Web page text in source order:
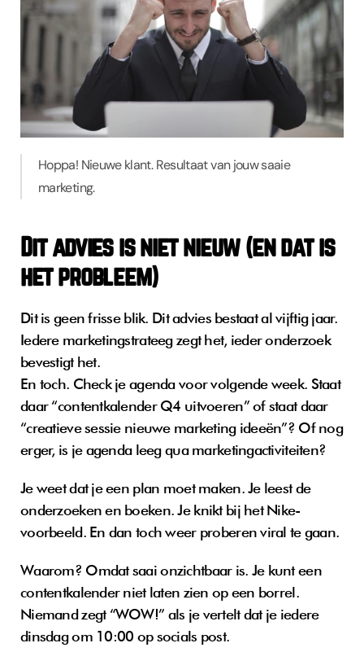
Hoppa! Nieuwe klant. Resultaat van jouw saaie
marketing.
Dit advies is niet nieuw (en dat is
het probleem)
Dit is geen frisse blik. Dit advies bestaat al vijftig jaar.
Iedere marketingstrateeg zegt het, ieder onderzoek
bevestigt het.
En toch. Check je agenda voor volgende week. Staat
daar “contentkalender Q4 uitvoeren” of staat daar
“creatieve sessie nieuwe marketing ideeën”? Of nog
erger, is je agenda leeg qua marketingactiviteiten?
Je weet dat je een plan moet maken. Je leest de
onderzoeken en boeken. Je knikt bij het Nike-
voorbeeld. En dan toch weer proberen viral te gaan.
Waarom? Omdat saai onzichtbaar is. Je kunt een
contentkalender niet laten zien op een borrel.
Niemand zegt “WOW!” als je vertelt dat je iedere
dinsdag om 10:00 op socials post.